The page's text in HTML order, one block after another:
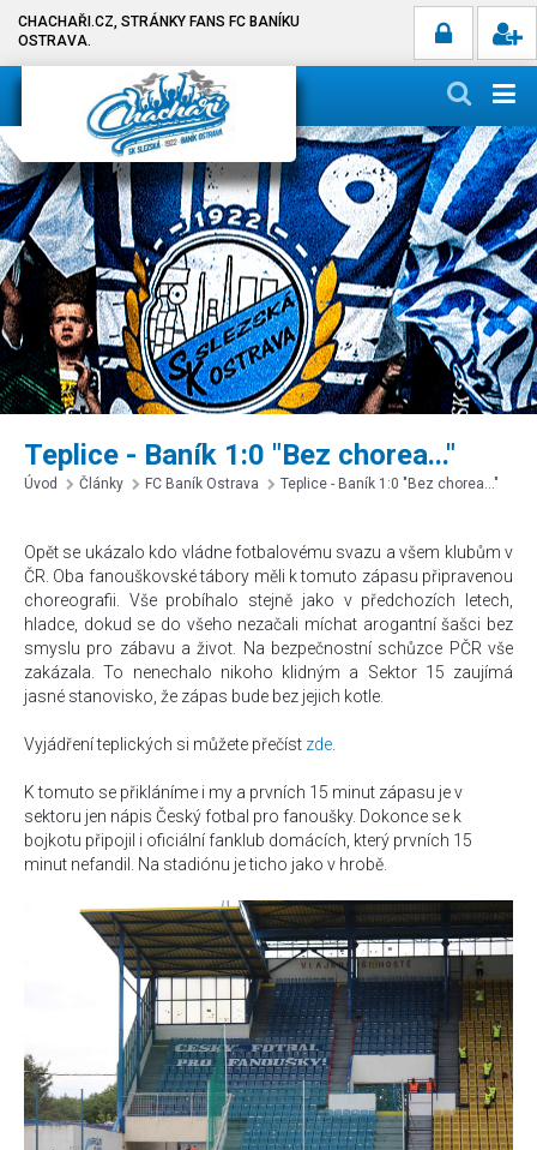
CHACHAŘI.CZ, STRÁNKY FANS FC BANÍKU
OSTRAVA.
Teplice - Baník 1:0 "Bez chorea..."
Úvod Články FC Baník Ostrava Teplice - Baník 1:0 "Bez chorea..."
Opět se ukázalo kdo vládne fotbalovému svazu a všem klubům v
ČR. Oba fanouškovské tábory měli k tomuto zápasu připravenou
choreografii. Vše probíhalo stejně jako v předchozích letech,
hladce, dokud se do všeho nezačali míchat arogantní šašci bez
smyslu pro zábavu a život. Na bezpečnostní schůzce PČR vše
zakázala. To nenechalo nikoho klidným a Sektor 15 zaujímá
jasné stanovisko, že zápas bude bez jejich kotle.
Vyjádření teplických si můžete přečíst zde
K tomuto se přikláníme i my a prvních 15 minut zápasu je v
sektoru jen nápis Český fotbal pro fanoušky. Dokonce se k
bojkotu připojil i oficiální fanklub domácích, který prvních 15
minut nefandil. Na stadiónu je ticho jako v hrobě.